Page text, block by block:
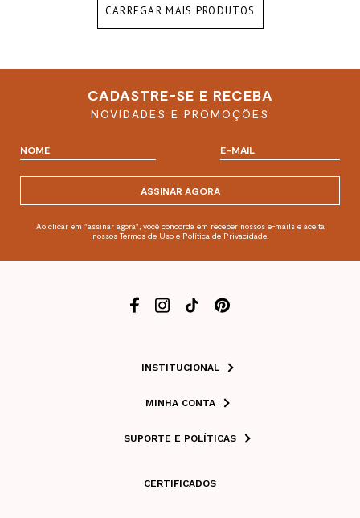
CARREGAR MAIS PRODUTOS
CADASTRE-SE E RECEBA
NOVIDADES E PROMOÇÕES
ASSINAR AGORA
Ao clicar em "assinar agora", você concorda em receber nossos e-mails e aceita
nossos Termos de Uso e Política de Privacidade.
INSTITUCIONAL
MINHA CONTA
SUPORTE E POLÍTICAS
CERTIFICADOS